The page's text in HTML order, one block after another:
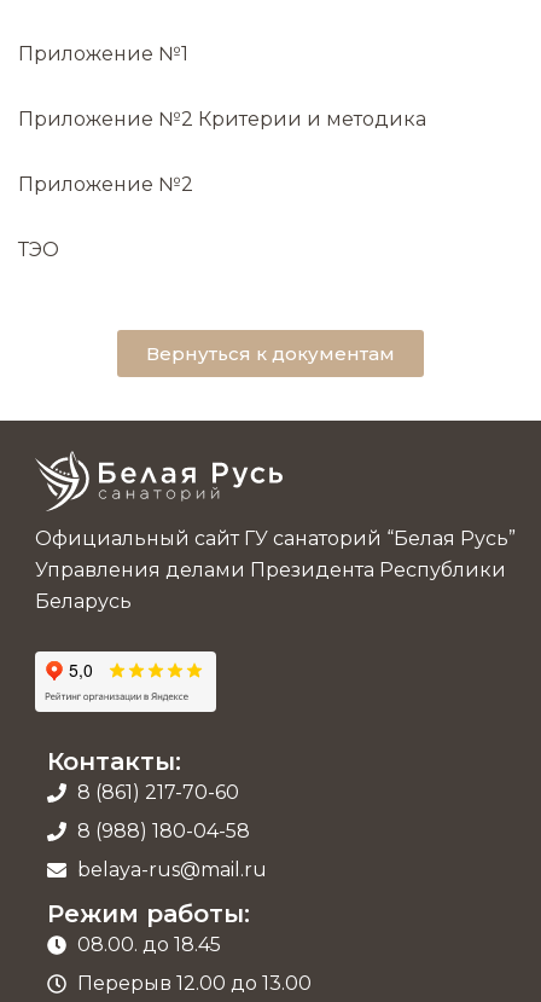
Приложение №1
Приложение №2 Критерии и методика
Приложение №2
ТЭО
Вернуться к документам
Официальный сайт ГУ санаторий “Белая Русь”
Управления делами Президента Республики
Беларусь
Контакты:
8 (861) 217-70-60
8 (988) 180-04-58
belaya-rus@mail.ru
Режим работы:
08.00. до 18.45
Перерыв 12.00 до 13.00